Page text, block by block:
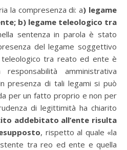
la compresenza di: a) legame
b) legame teleologico tra
sentenza in parola è stato
del legame soggettivo
tra reato ed ente è
amministrativa
presenza di tali legami si può
per un fatto proprio e non per
di legittimità ha chiarito
addebitato all’ente risulta
, rispetto al quale «la
tra reo ed ente e quella